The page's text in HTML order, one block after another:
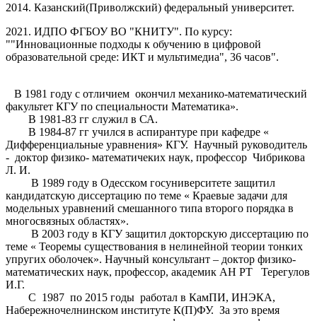
2014. Казанский(Приволжский) федеральный университет.
2021. ИДПО ФГБОУ ВО "КНИТУ". По курсу:
""Инновационные подходы к обучению в цифровой
образовательной среде: ИКТ и мультимедиа", 36 часов".
В 1981 году с отличием окончил механико-математический
факультет КГУ по специальности Математика».
В 1981-83 гг служил в СА.
В 1984-87 гг учился в аспирантуре при кафедре «
Дифференциальные уравнения» КГУ. Научный руководитель
- доктор физико- математичеких наук, профессор Чибрикова
Л. И.
В 1989 году в Одесском госуниверситете защитил
кандидатскую диссертацию по теме « Краевые задачи для
модельных уравнений смешанного типа второго порядка в
многосвязных областях».
В 2003 году в КГУ защитил докторскую диссертацию по
теме « Теоремы существования в нелинейной теории тонких
упругих оболочек». Научный консультант – доктор физико-
математических наук, профессор, академик АН РТ Терегулов
И.Г.
С 1987 по 2015 годы работал в КамПИ, ИНЭКА,
Набережночелнинском институте К(П)ФУ. За это время